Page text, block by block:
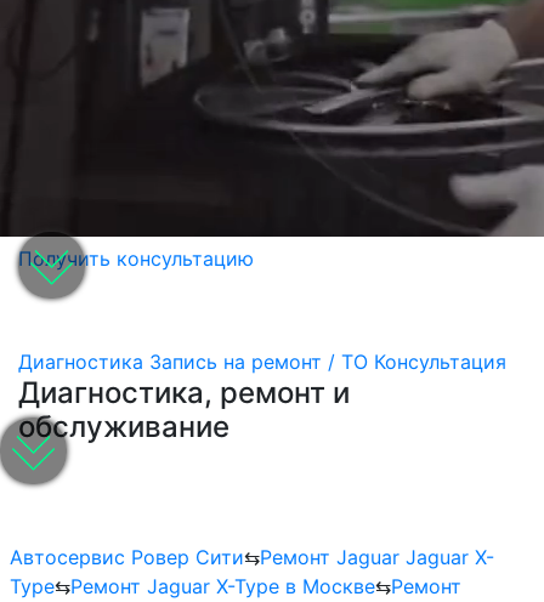
Получить консультацию
Диагностика Запись на ремонт / ТО Консультация
Диагностика, ремонт и
обслуживание
Автосервис Ровер Сити⇆Ремонт Jaguar Jaguar X-
Type⇆Ремонт Jaguar X-Type в Москве⇆Ремонт